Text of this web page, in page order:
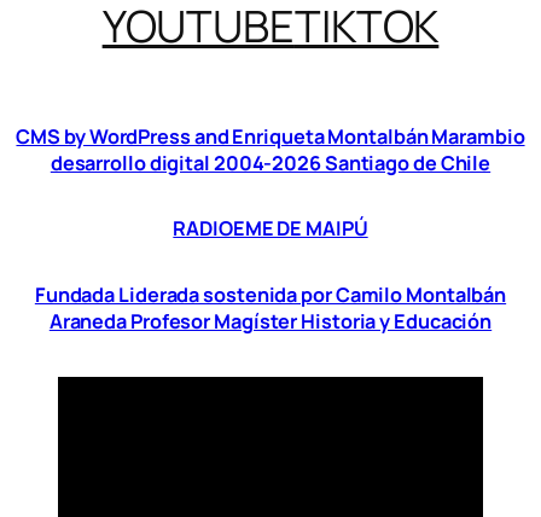
YOUTUBETIKTOK
CMS by WordPress and Enriqueta Montalbán Marambio
desarrollo digital 2004-2026 Santiago de Chile
RADIOEME DE MAIPÚ
Fundada Liderada sostenida por Camilo Montalbán
Araneda Profesor Magíster Historia y Educación